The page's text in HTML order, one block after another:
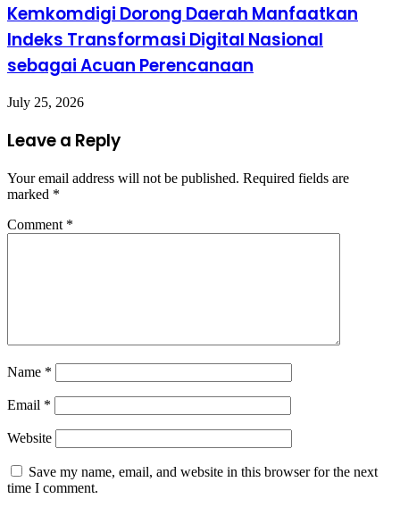
Kemkomdigi Dorong Daerah Manfaatkan
Indeks Transformasi Digital Nasional
sebagai Acuan Perencanaan
July 25, 2026
Leave a Reply
Your email address will not be published. Required fields are
marked *
Comment *
Name *
Email *
Website
Save my name, email, and website in this browser for the next
time I comment.